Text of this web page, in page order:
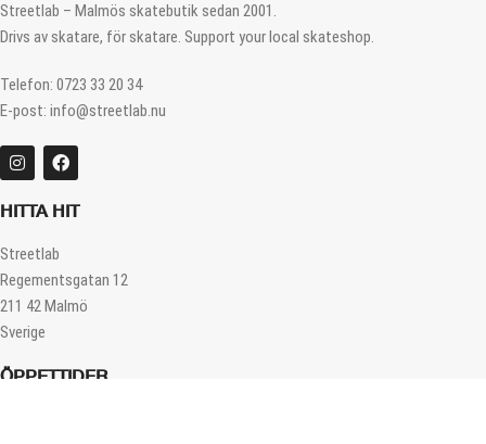
Streetlab – Malmös skatebutik sedan 2001.
Drivs av skatare, för skatare. Support your local skateshop.
Telefon: 0723 33 20 34
E-post: info@streetlab.nu
HITTA HIT
Streetlab
Regementsgatan 12
211 42 Malmö
Sverige
ÖPPETTIDER